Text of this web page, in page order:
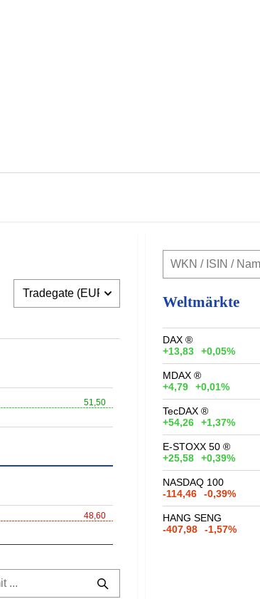
51,50
48,60
Weltmärkte
DAX ®
+13,83
+0,05%
MDAX ®
+4,79
+0,01%
TecDAX ®
+54,26
+1,37%
E-STOXX 50 ®
+25,58
+0,39%
NASDAQ 100
-114,46
-0,39%
HANG SENG
-407,98
-1,57%